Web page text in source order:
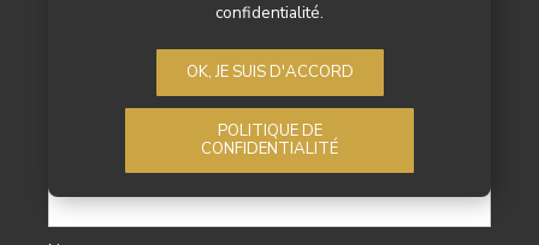
confidentialité.
OK, JE SUIS D'ACCORD
POLITIQUE DE
CONFIDENTIALITÉ
voir nos formats pub
NEWSLETTER